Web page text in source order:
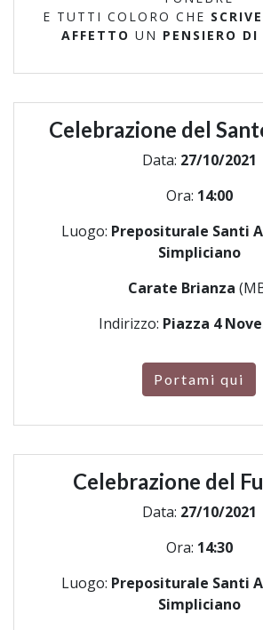
E TUTTI COLORO CHE
AFFETTO UN PENSIERO DI
Celebrazione del
Data: 27/10/2021
Ora: 14:00
Luogo: Prepositurale Santi
Simpliciano
Carate Brianza
Indirizzo: Piazza 4
Portami qui
Celebrazione del
Data: 27/10/2021
Ora: 14:30
Luogo: Prepositurale Santi
Simpliciano